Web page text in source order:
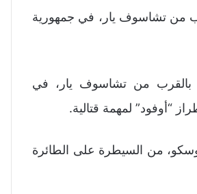
من تشاسوف يار، في جمهورية
بالقرب من تشاسوف يار، في
“أوفود” لمهمة قتالية.
من السيطرة على الطائرة